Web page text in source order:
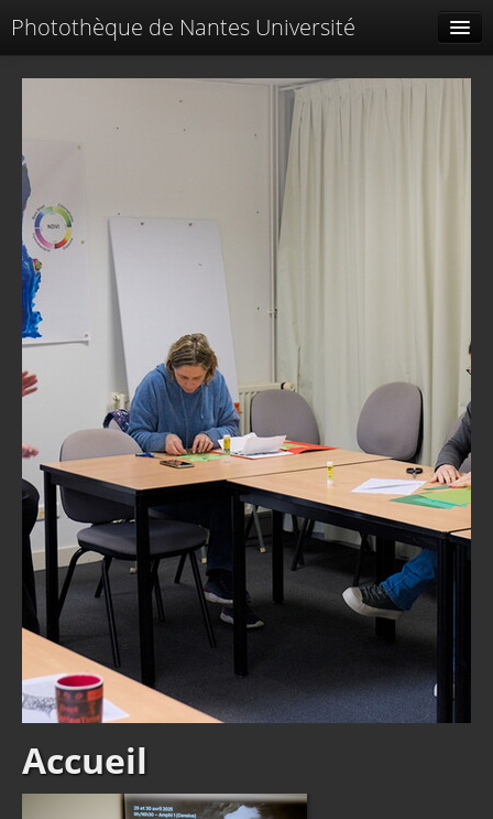
Photothèque de Nantes Université
Menu
Identification
Accueil